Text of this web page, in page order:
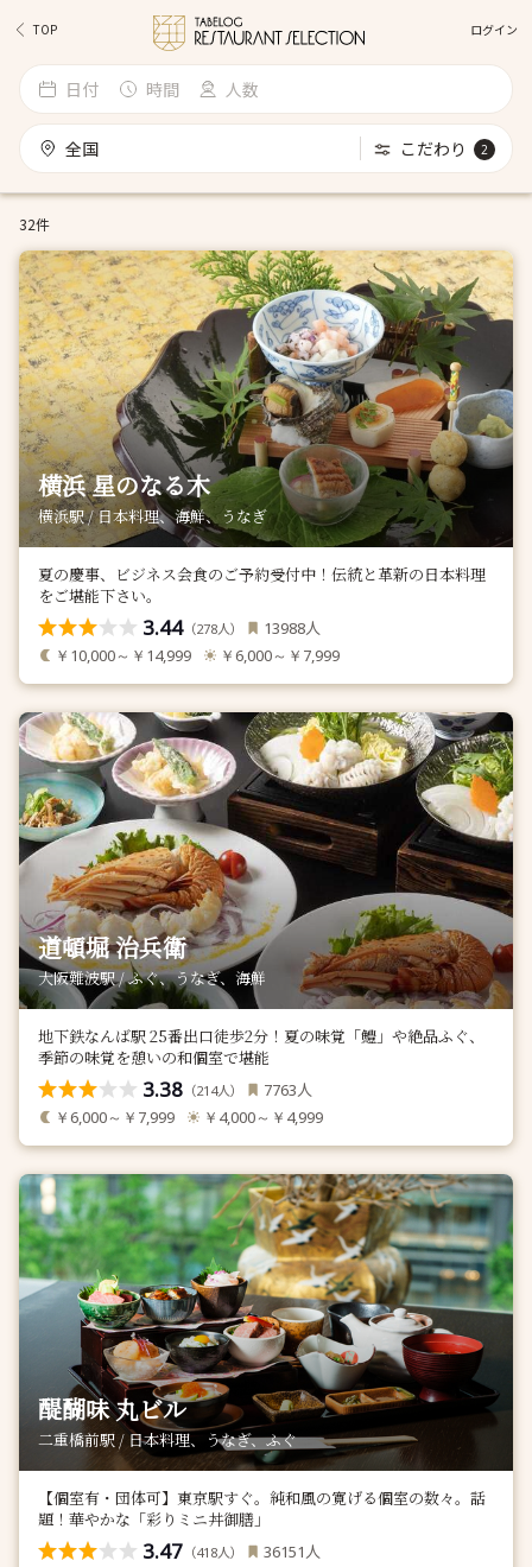
TOP ログイン
日付 時間 人数
全国 こだわり 2
32件
横浜 星のなる木
横浜駅 / 日本料理、海鮮、うなぎ
夏の慶事、ビジネス会食のご予約受付中！伝統と革新の日本料理
をご堪能下さい。
3.44（278人） 13988人
￥10,000～￥14,999 ￥6,000～￥7,999
道頓堀 治兵衛
大阪難波駅 / ふぐ、うなぎ、海鮮
地下鉄なんば駅 25番出口徒歩2分！夏の味覚「鱧」や絶品ふぐ、
季節の味覚を憩いの和個室で堪能
3.38 （214人） 7763人
￥6,000～￥7,999 ￥4,000～￥4,999
醍醐味 丸ビル
二重橋前駅 / 日本料理、うなぎ、ふぐ
【個室有・団体可】東京駅すぐ。純和風の寛げる個室の数々。話
題！華やかな「彩りミニ丼御膳」
3.47 （418人） 36151 人